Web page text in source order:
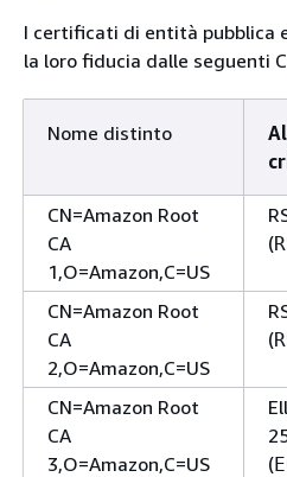
I certificati di entità pubblica
la loro fiducia dalle seguenti
Nome distinto
CN=Amazon Root
CA
1,O=Amazon,C=US
(
CN=Amazon Root
CA
2,O=Amazon,C=US
(
CN=Amazon Root
CA
3,O=Amazon,C=US
(